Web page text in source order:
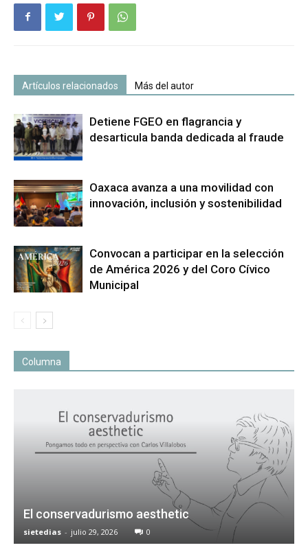
Artículos relacionados Más del autor
Detiene FGEO en flagrancia y
desarticula banda dedicada al fraude
Oaxaca avanza a una movilidad con
innovación, inclusión y sostenibilidad
Convocan a participar en la selección
de América 2026 y del Coro Cívico
Municipal
Columna
El conservadurismo aesthetic
sietedias - julio 29, 2026 0